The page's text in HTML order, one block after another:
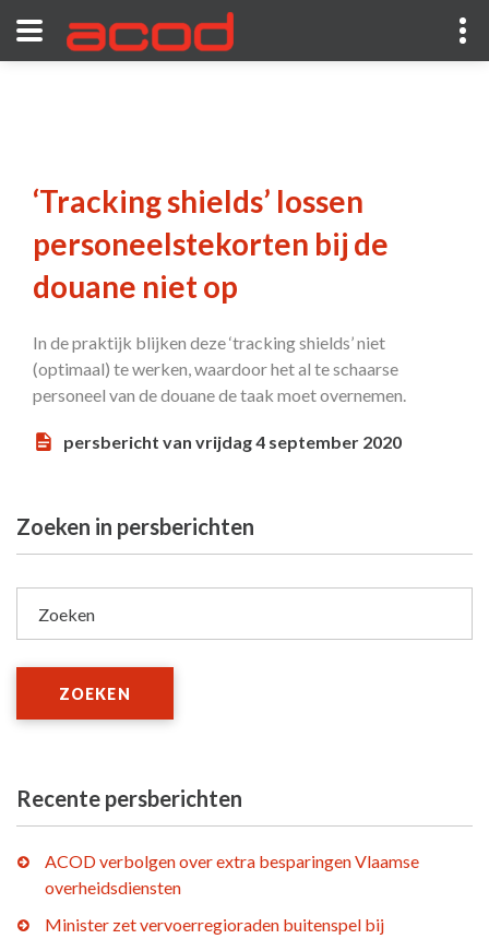
‘Tracking shields’ lossen
personeelstekorten bij de
douane niet op
In de praktijk blijken deze ‘tracking shields’ niet
(optimaal) te werken, waardoor het al te schaarse
personeel van de douane de taak moet overnemen.
persbericht van vrijdag 4 september 2020
Zoeken in persberichten
Zoeken
ZOEKEN
Recente persberichten
ACOD verbolgen over extra besparingen Vlaamse
overheidsdiensten
Minister zet vervoerregioraden buitenspel bij